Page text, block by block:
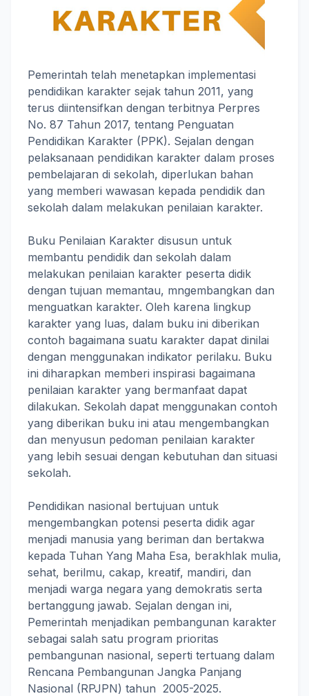
Pemerintah telah menetapkan implementasi
pendidikan karakter sejak tahun 2011, yang
terus diintensifkan dengan terbitnya Perpres
No. 87 Tahun 2017, tentang Penguatan
Pendidikan Karakter (PPK). Sejalan dengan
pelaksanaan pendidikan karakter dalam proses
pembelajaran di sekolah, diperlukan bahan
yang memberi wawasan kepada pendidik dan
sekolah dalam melakukan penilaian karakter.
Buku Penilaian Karakter disusun untuk
membantu pendidik dan sekolah dalam
melakukan penilaian karakter peserta didik
dengan tujuan memantau, mngembangkan dan
menguatkan karakter. Oleh karena lingkup
karakter yang luas, dalam buku ini diberikan
contoh bagaimana suatu karakter dapat dinilai
dengan menggunakan indikator perilaku. Buku
ini diharapkan memberi inspirasi bagaimana
penilaian karakter yang bermanfaat dapat
dilakukan. Sekolah dapat menggunakan contoh
yang diberikan buku ini atau mengembangkan
dan menyusun pedoman penilaian karakter
yang lebih sesuai dengan kebutuhan dan situasi
sekolah.
Pendidikan nasional bertujuan untuk
mengembangkan potensi peserta didik agar
menjadi manusia yang beriman dan bertakwa
kepada Tuhan Yang Maha Esa, berakhlak mulia,
sehat, berilmu, cakap, kreatif, mandiri, dan
menjadi warga negara yang demokratis serta
bertanggung jawab. Sejalan dengan ini,
Pemerintah menjadikan pembangunan karakter
sebagai salah satu program prioritas
pembangunan nasional, seperti tertuang dalam
Rencana Pembangunan Jangka Panjang
Nasional (RPJPN) tahun 2005-2025.